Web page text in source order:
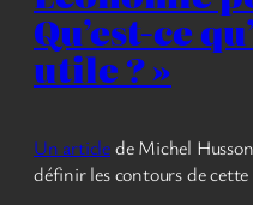
Qu’est-ce
utile ? »
Un articlede Michel
définir les contours de cette